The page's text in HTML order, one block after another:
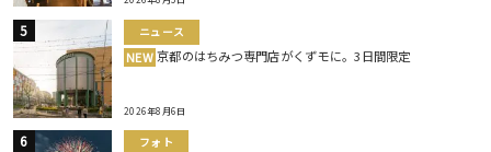
ニュース
NEW 京都のはちみつ専門店がくずモに。3日間限定
2026年8月6日
フォト